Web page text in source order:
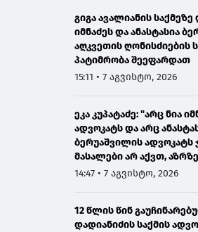
გიგა ავალიანის
იმნაძეს და ანასტასია
აღკვეთის ღონისძიების
პატიმრობა შეეფარდათ
15:11 • 7 აგვისტო, 2026
ეკა კუპატაძე: "არც ნია
ადვოკატს და არც
ბერუაშვილის ადვოკატს
მასალები არ აქვთ,
წერია მასალებში"
14:47 • 7 აგვისტო, 2026
12 წლის წინ
დადიანიძის საქმის